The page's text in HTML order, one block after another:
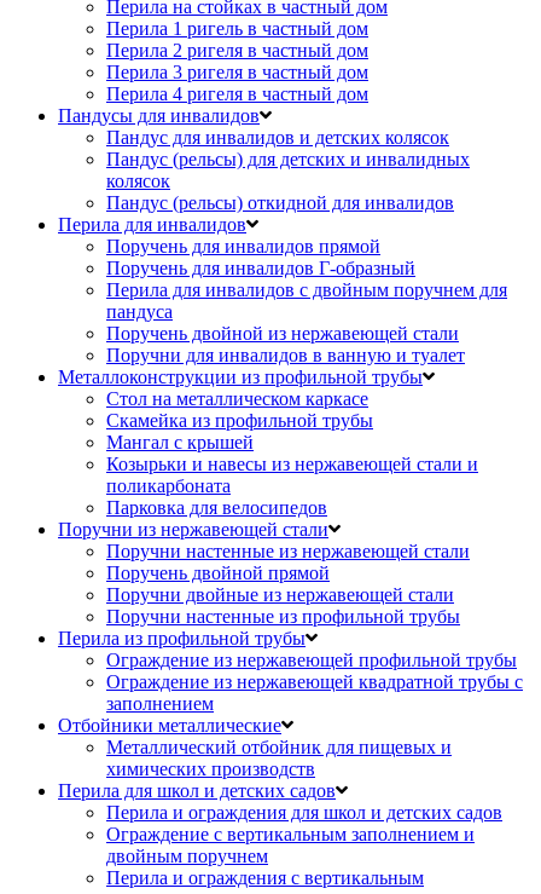
Перила на стойках в частный дом
Перила 1 ригель в частный дом
Перила 2 ригеля в частный дом
Перила 3 ригеля в частный дом
Перила 4 ригеля в частный дом
Пандусы для инвалидов
Пандус для инвалидов и детских колясок
Пандус (рельсы) для детских и инвалидных
колясок
Пандус (рельсы) откидной для инвалидов
Перила для инвалидов
Поручень для инвалидов прямой
Поручень для инвалидов Г-образный
Перила для инвалидов с двойным поручнем для
пандуса
Поручень двойной из нержавеющей стали
Поручни для инвалидов в ванную и туалет
Металлоконструкции из профильной трубы
Стол на металлическом каркасе
Скамейка из профильной трубы
Мангал с крышей
Козырьки и навесы из нержавеющей стали и
поликарбоната
Парковка для велосипедов
Поручни из нержавеющей стали
Поручни настенные из нержавеющей стали
Поручень двойной прямой
Поручни двойные из нержавеющей стали
Поручни настенные из профильной трубы
Перила из профильной трубы
Ограждение из нержавеющей профильной трубы
Ограждение из нержавеющей квадратной трубы с
заполнением
Отбойники металлические
Металлический отбойник для пищевых и
химических производств
Перила для школ и детских садов
Перила и ограждения для школ и детских садов
Ограждение с вертикальным заполнением и
двойным поручнем
Перила и ограждения с вертикальным